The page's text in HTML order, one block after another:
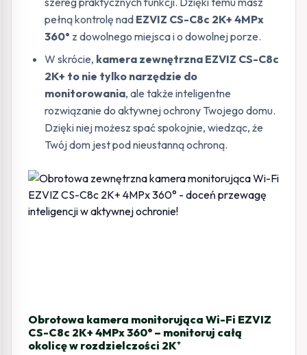
pełną kontrolę nad EZVIZ CS-C8c 2K+ 4MPx
360° z dowolnego miejsca i o dowolnej porze.
W skrócie, kamera zewnętrzna EZVIZ CS-C8c
2K+ to nie tylko narzędzie do
monitorowania, ale także inteligentne
rozwiązanie do aktywnej ochrony Twojego domu.
Dzięki niej możesz spać spokojnie, wiedząc, że
Twój dom jest pod nieustanną ochroną.
Obrotowa kamera monitorująca Wi-Fi EZVIZ
CS-C8c 2K+ 4MPx 360° – monitoruj całą
okolicę w rozdzielczości 2K⁺